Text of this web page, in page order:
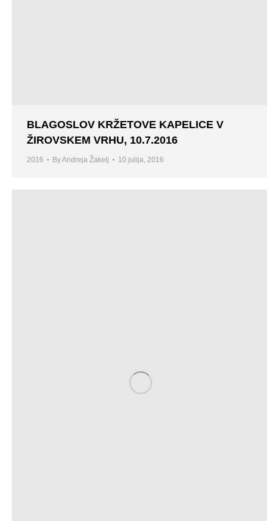
BLAGOSLOV KRŽETOVE KAPELICE V
ŽIROVSKEM VRHU, 10.7.2016
2016 ByAndreja Žakelj 10 julija, 2016